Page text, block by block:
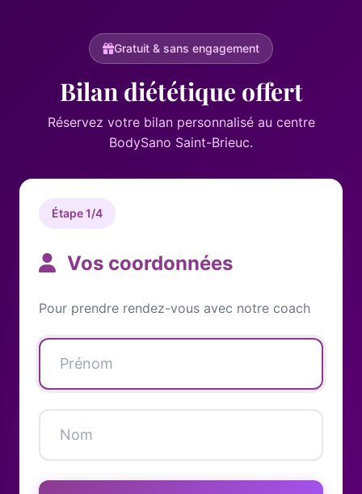
Gratuit & sans engagement
Bilan diététique offert
Réservez votre bilan personnalisé au centre
BodySano Saint-Brieuc.
Étape 1/4
Vos coordonnées
Pour prendre rendez-vous avec notre coach